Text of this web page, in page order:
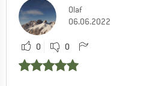
Olaf
06.06.2022
0 0